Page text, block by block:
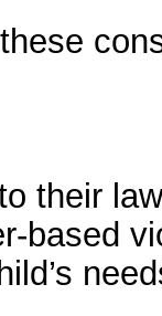
their
based